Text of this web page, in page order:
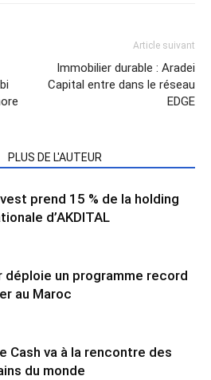
Article suivant
Immobilier durable : Aradei
Capital entre dans le réseau
EDGE
PLUS DE L'AUTEUR
prend 15 % de la holding
d’AKDITAL
déploie un programme record
au Maroc
Cash va à la rencontre des
du monde